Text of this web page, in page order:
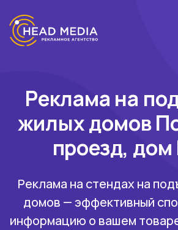
Реклама на
жилых домов
проезд,
Реклама на стендах на
домов — эффективный
информацию о вашем